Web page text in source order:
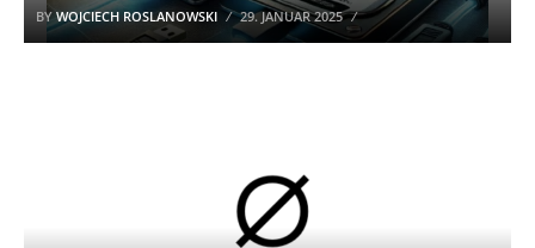
BY WOJCIECH ROSLANOWSKI 29. JANUAR 2025